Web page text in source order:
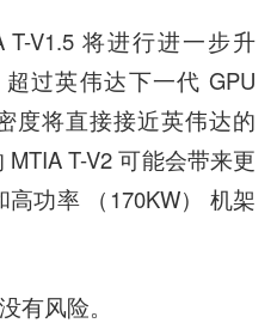
T-V1.5 将进行进一步升
过英伟达下一代 GPU
度将直接接近英伟达的
T-V2 可能会带来更
高功率 （170KW） 机架
有风险。